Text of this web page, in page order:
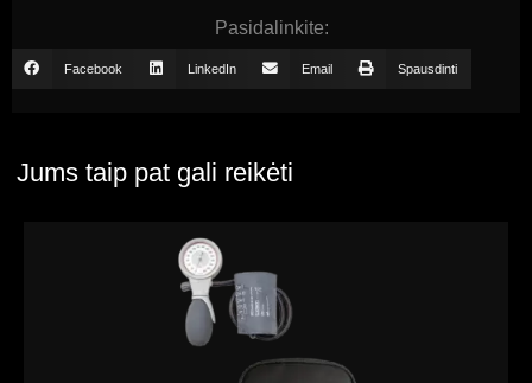
Pasidalinkite:
Facebook LinkedIn Email Spausdinti
Jums taip pat gali reikėti